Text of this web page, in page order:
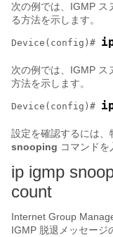
次の例では、IGMP ス
る方法を示します。
Device (config)#
次の例では、IGMP ス
方法を示します。
Device (config)#
設定を確認するには、
snooping コマンドを
ip igmp
count
Internet Group
IGMP 脱退メッセージ